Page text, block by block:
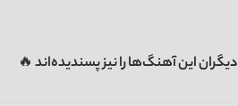
دیگران این آهنگ‌ها را نیز پسندیده‌اند 🔥